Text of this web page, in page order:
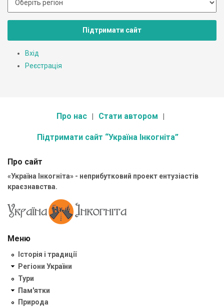
Підтримати сайт
Вхід
Реєстрація
Про нас Стати автором
Підтримати сайт “Україна Інкогніта”
Про сайт
«Україна Інкогніта» - неприбутковий проект ентузіастів
краєзнавства.
Меню
Історія і традиції
Регіони України
Тури
Пам'ятки
Природа